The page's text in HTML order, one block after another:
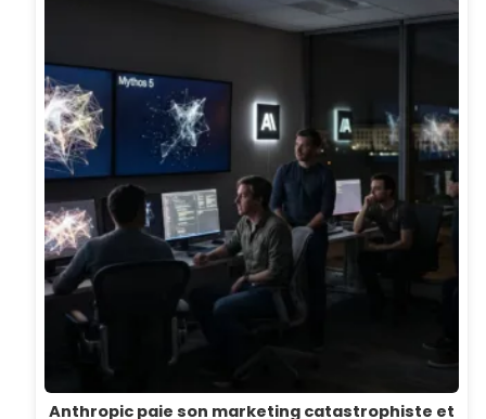
Anthropic paie son marketing catastrophiste et